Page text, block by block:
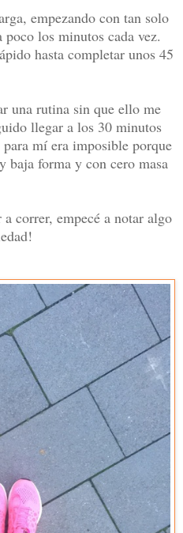
empezando con tan solo
los minutos cada vez.
hasta completar unos 45
una rutina sin que ello me
llegar a los 30 minutos
para mí era imposible porque
baja forma y con cero masa
correr, empecé a notar algo